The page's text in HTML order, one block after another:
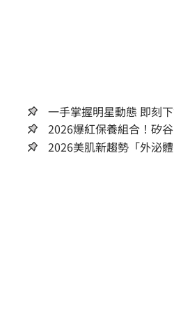
一手掌握明
2026爆紅保養組合！矽
2026美肌新趨勢「外泌